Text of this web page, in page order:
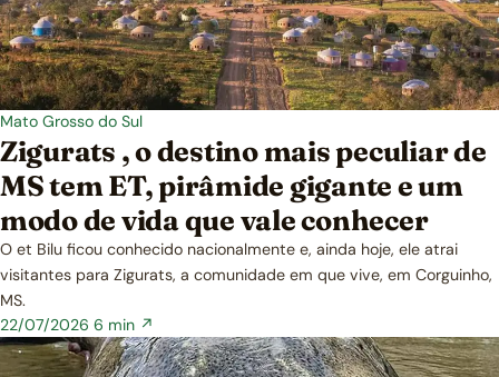
Mato Grosso do Sul
Zigurats , o destino mais peculiar de
MS tem ET, pirâmide gigante e um
modo de vida que vale conhecer
O et Bilu ficou conhecido nacionalmente e, ainda hoje, ele atrai
visitantes para Zigurats, a comunidade em que vive, em Corguinho,
MS.
22/07/2026 6 min ↗